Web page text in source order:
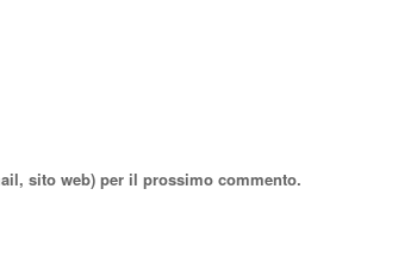
sito web) per il prossimo commento.